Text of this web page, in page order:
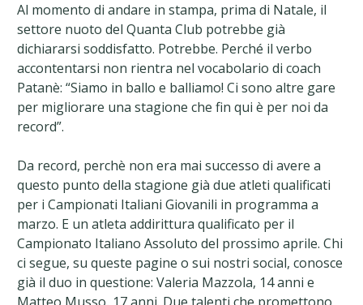
Al momento di andare in stampa, prima di Natale, il
settore nuoto del Quanta Club potrebbe già
dichiararsi soddisfatto. Potrebbe. Perché il verbo
accontentarsi non rientra nel vocabolario di coach
Patanè: “Siamo in ballo e balliamo! Ci sono altre gare
per migliorare una stagione che fin qui è per noi da
record”.
Da record, perchè non era mai successo di avere a
questo punto della stagione già due atleti qualificati
per i Campionati Italiani Giovanili in programma a
marzo. E un atleta addirittura qualificato per il
Campionato Italiano Assoluto del prossimo aprile. Chi
ci segue, su queste pagine o sui nostri social, conosce
già il duo in questione: Valeria Mazzola, 14 anni e